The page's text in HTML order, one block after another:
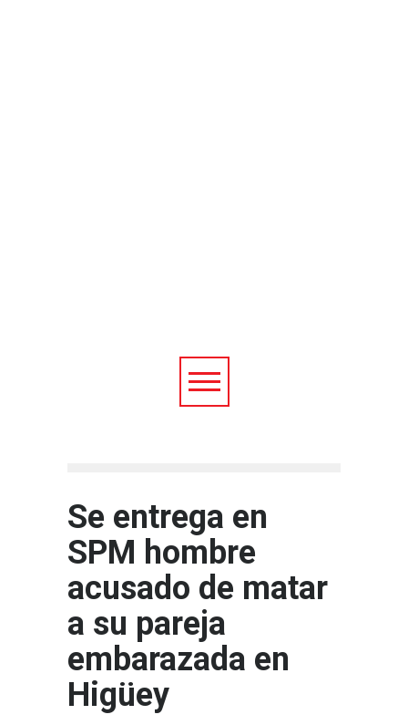
Se entrega en
SPM hombre
acusado de matar
a su pareja
embarazada en
Higüey